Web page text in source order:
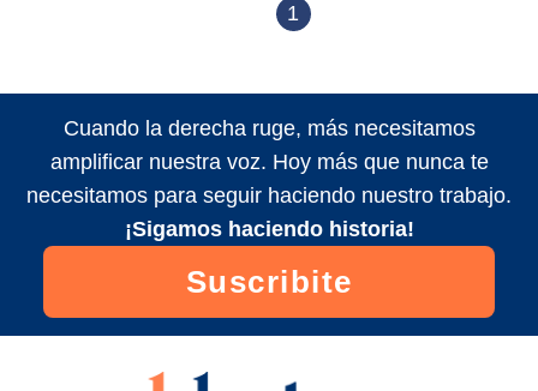
1
Cuando la derecha ruge, más necesitamos
amplificar nuestra voz. Hoy más que nunca te
necesitamos para seguir haciendo nuestro trabajo.
¡Sigamos haciendo historia!
Suscribite